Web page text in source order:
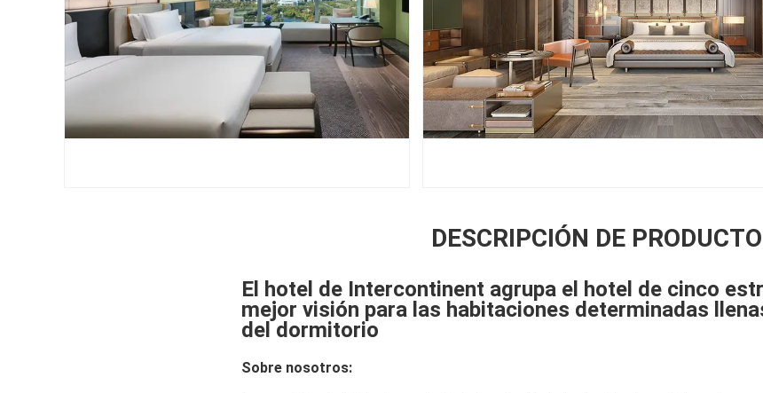
DESCRIPCIÓN DE PRODUCTO
El hotel de Intercontinent agrupa el hotel de cinco
mejor visión para las habitaciones determinadas
del dormitorio
Sobre nosotros: